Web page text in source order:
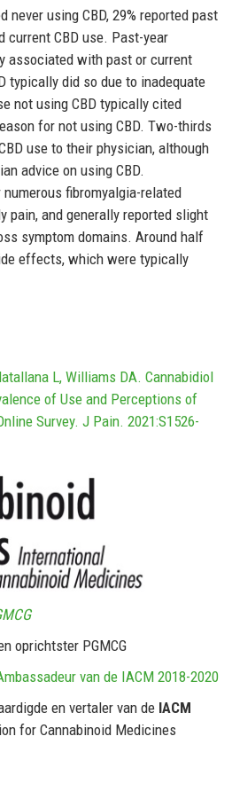
never using CBD, 29% reported past
current CBD use. Past-year
associated with past or current
typically did so due to inadequate
not using CBD typically cited
for not using CBD. Two-thirds
use to their physician, although
advice on using CBD.
fibromyalgia-related
pain, and generally reported slight
symptom domains. Around half
effects, which were typically
L, Williams DA. Cannabidiol
of Use and Perceptions of
Survey. J Pain. 2021:S1526-
oprichtster PGMCG
van de IACM 2018-2020
en vertaler van de IACM
for Cannabinoid Medicines